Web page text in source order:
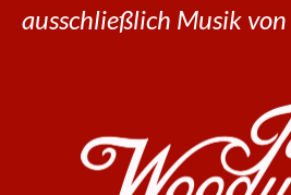
ausschließlich Musik von